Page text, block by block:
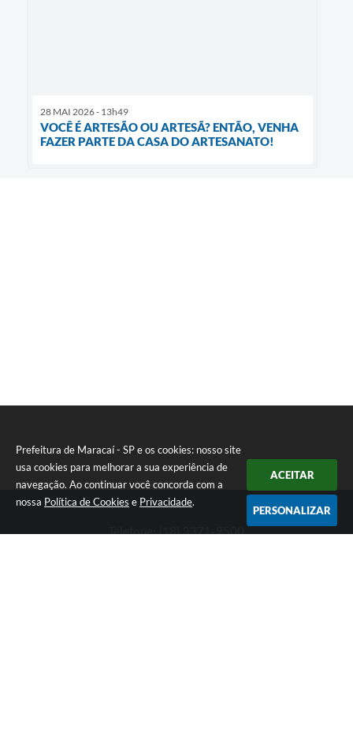
Prefeitura de Maracaí - SP e os cookies: nosso site
usa cookies para melhorar a sua experiência de
navegação. Ao continuar você concorda com a
nossa Política de Cookies e Privacidade.
ACEITAR
PERSONALIZAR
28 MAI 2026 - 13h49
VOCÊ É ARTESÃO OU ARTESÃ? ENTÃO, VENHA
FAZER PARTE DA CASA DO ARTESANATO!
Telefone: (18) 3371-9500